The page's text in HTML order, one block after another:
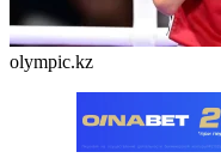
olympic.kz